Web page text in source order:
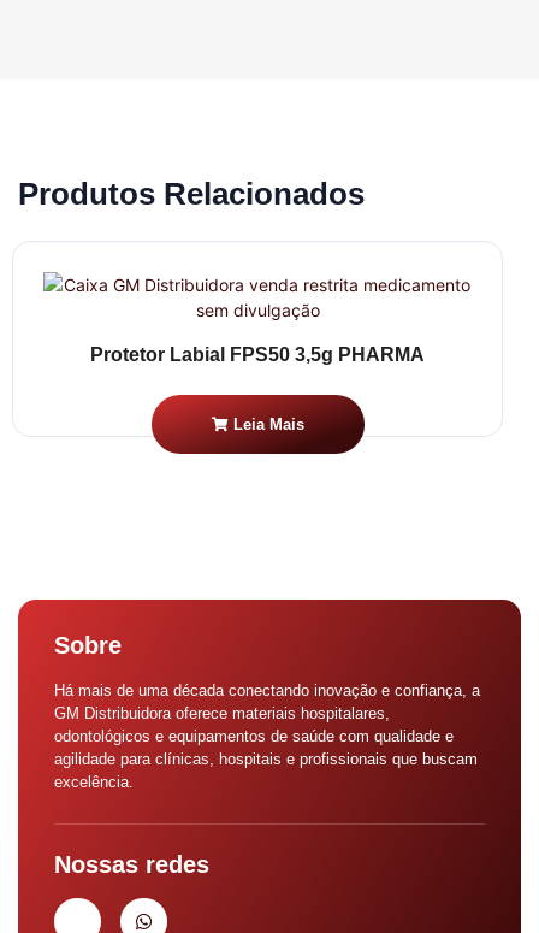
Produtos Relacionados
Protetor Labial FPS50 3,5g PHARMA
Leia Mais
Sobre
Há mais de uma década conectando inovação e confiança, a
GM Distribuidora oferece materiais hospitalares,
odontológicos e equipamentos de saúde com qualidade e
agilidade para clínicas, hospitais e profissionais que buscam
excelência.
Nossas redes